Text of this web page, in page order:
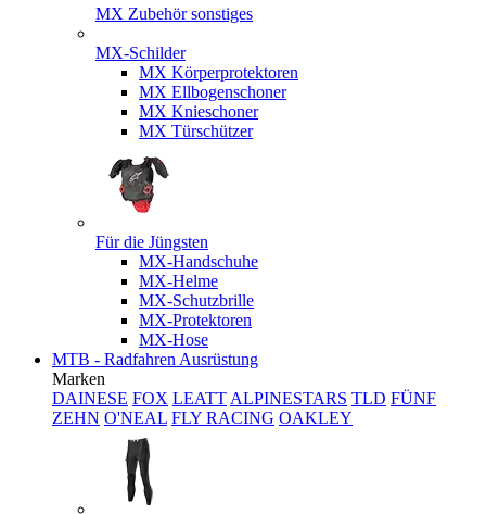
MX Zubehör sonstiges
MX-Schilder
MX Körperprotektoren
MX Ellbogenschoner
MX Knieschoner
MX Türschützer
Für die Jüngsten
MX-Handschuhe
MX-Helme
MX-Schutzbrille
MX-Protektoren
MX-Hose
MTB - Radfahren Ausrüstung
Marken
DAINESE FOX LEATT ALPINESTARS TLD FÜNF
ZEHN O'NEAL FLY RACING OAKLEY